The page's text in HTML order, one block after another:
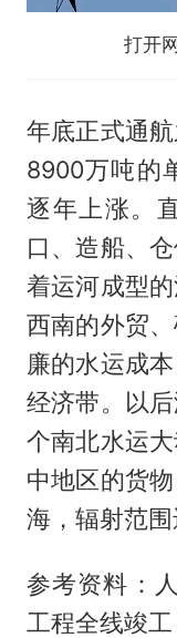
打开
年底正式通
8900万吨的
逐年上涨。
口、造船、
着运河成型
西南的外贸
廉的水运成
经济带。以
个南北水运
中地区的货
海，辐射范围
参考资料：
工程全线竣工